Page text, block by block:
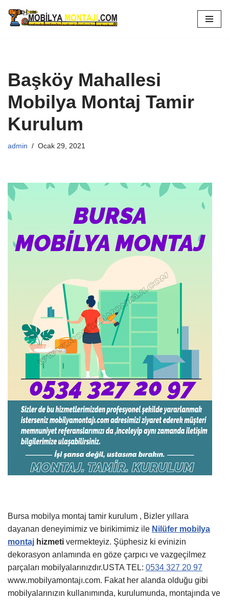
İçeriğe
Başköy Mahallesi
Mobilya Montaj Tamir
Kurulum
admin Ocak 29, 2021
Bursa mobilya montaj tamir kurulum , Bizler yıllara
dayanan deneyimimiz ve birikimimiz ile Nilüfer mobilya
montaj hizmeti vermekteyiz. Şüphesiz ki evinizin
dekorasyon anlamında en göze çarpıcı ve vazgeçilmez
parçaları mobilyalarınızdır.USTA TEL: 0534 327 20 97
www.mobilyamontajı.com. Fakat her alanda olduğu gibi
mobilyalarınızın kullanımında, kurulumunda, montajında ve